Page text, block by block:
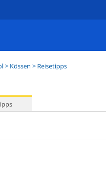
> Kössen > Reisetipps